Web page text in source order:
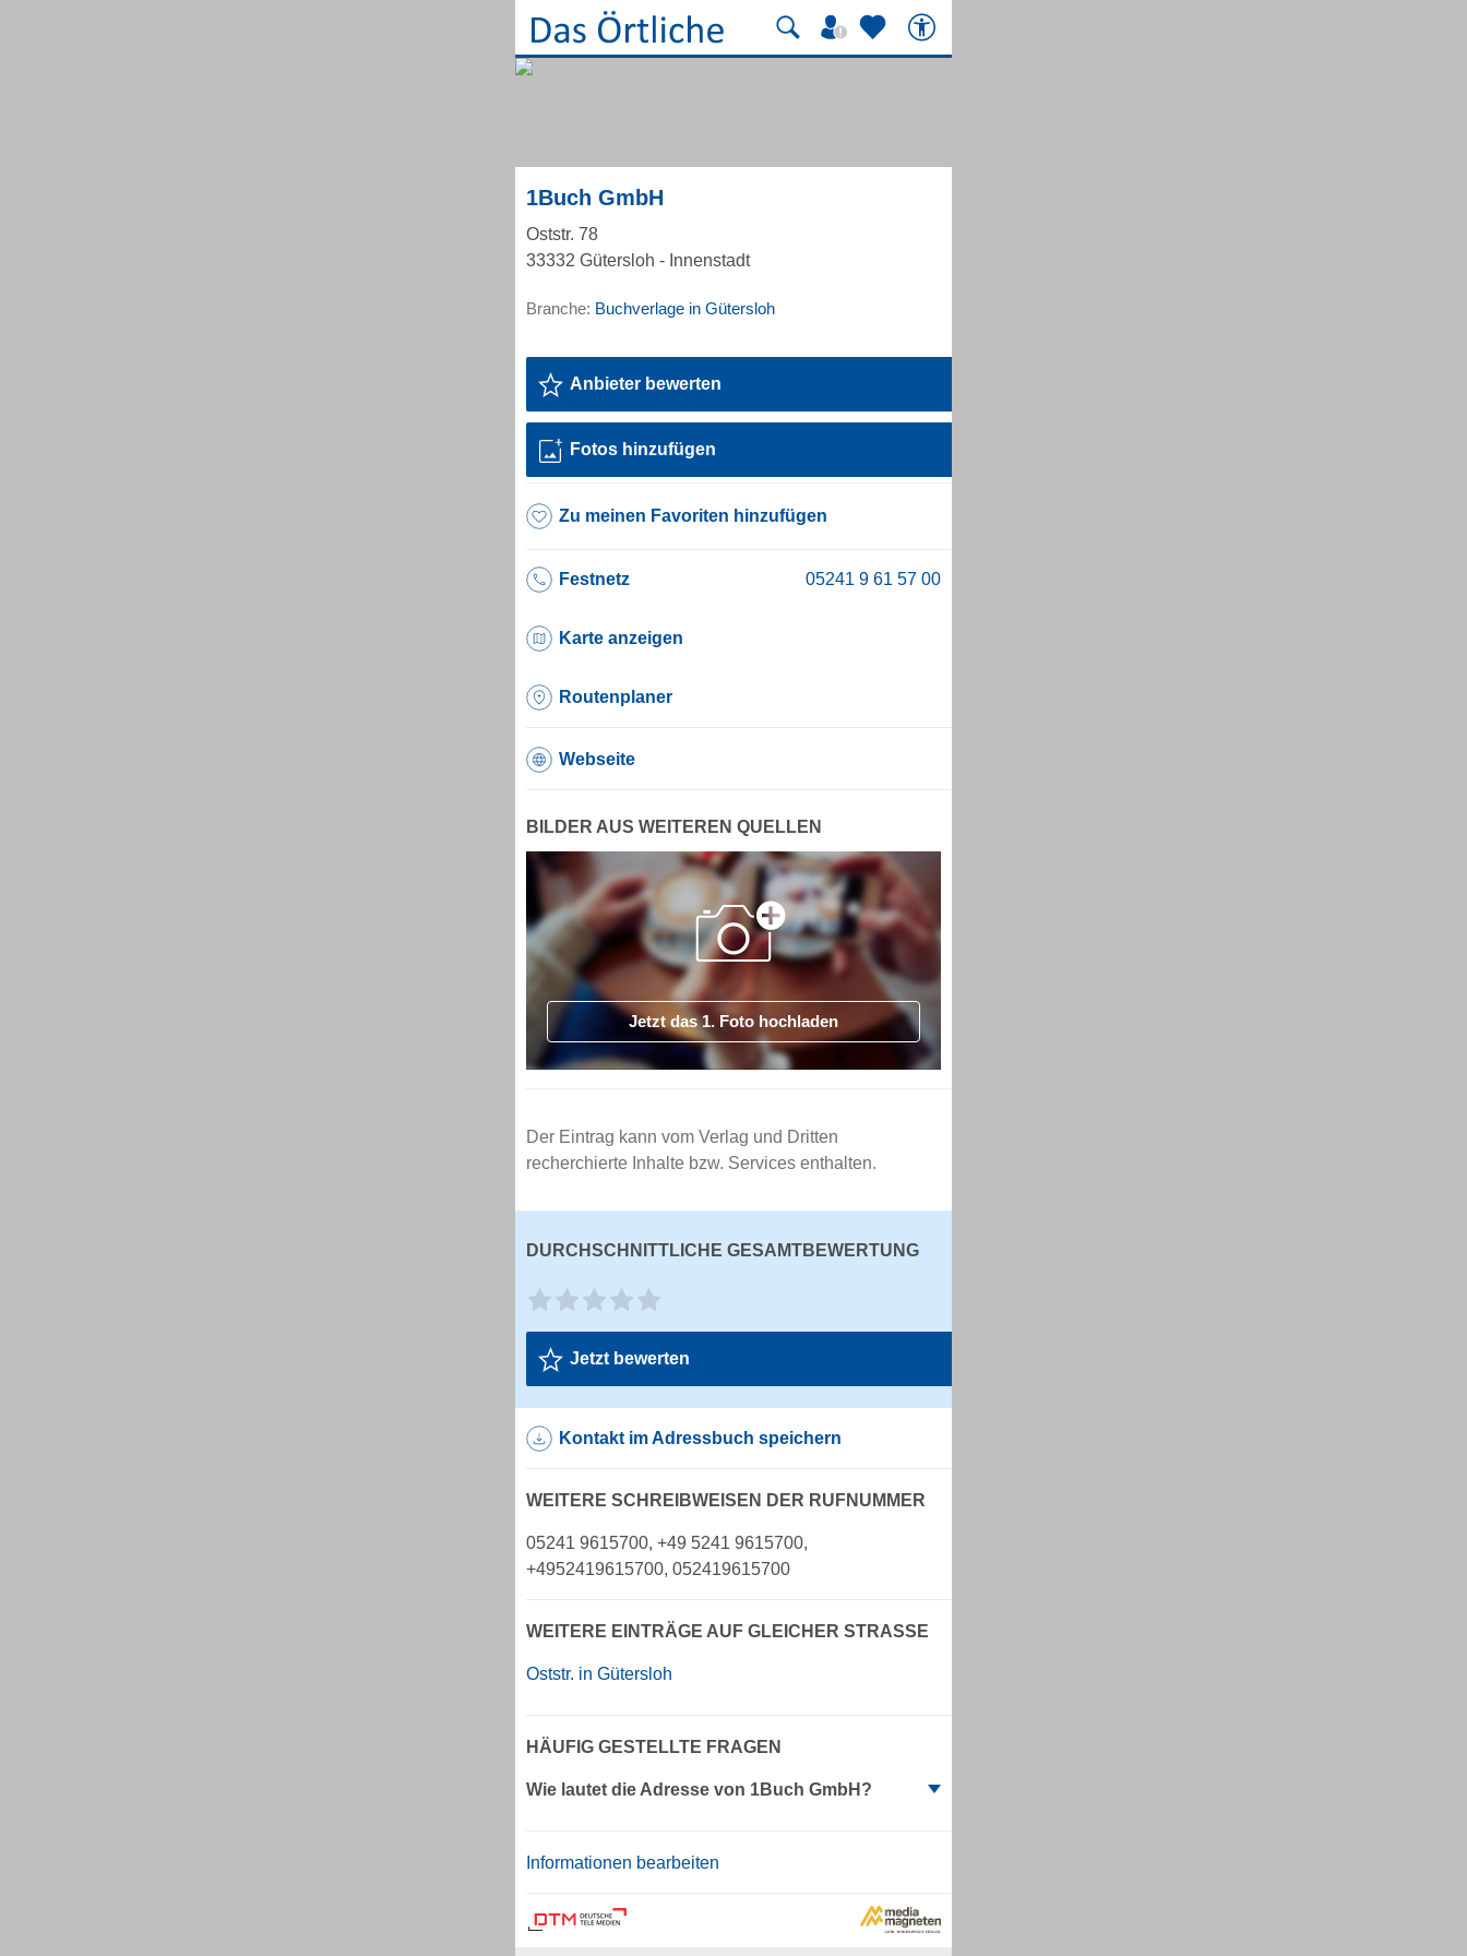
1Buch GmbH
Oststr. 78
33332 Gütersloh - Innenstadt
Branche: Buchverlage in Gütersloh
Anbieter bewerten
Fotos hinzufügen
Zu meinen Favoriten hinzufügen
Festnetz
Karte anzeigen
Routenplaner
Webseite
BILDER AUS WEITEREN QUELLEN
Jetzt das 1. Foto hochladen
Der Eintrag kann vom Verlag und Dritten
recherchierte Inhalte bzw. Services enthalten.
DURCHSCHNITTLICHE GESAMTBEWERTUNG
Jetzt bewerten
Kontakt im Adressbuch speichern
WEITERE SCHREIBWEISEN DER RUFNUMMER
05241 9615700, +49 5241 9615700,
+4952419615700, 052419615700
WEITERE EINTRÄGE AUF GLEICHER STRASSE
Oststr. in Gütersloh
HÄUFIG GESTELLTE FRAGEN
Wie lautet die Adresse von 1Buch GmbH?
Informationen bearbeiten